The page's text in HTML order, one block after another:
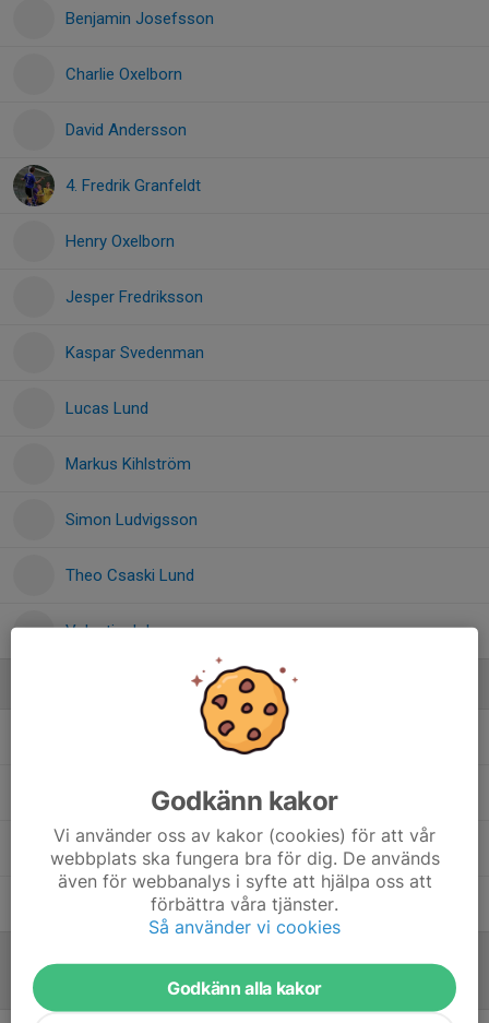
Benjamin Josefsson
Charlie Oxelborn
David Andersson
4. Fredrik Granfeldt
Henry Oxelborn
Jesper Fredriksson
Kaspar Svedenman
Lucas Lund
Markus Kihlström
Simon Ludvigsson
Theo Csaski Lund
Valentin Johansson
Johan WedinHuvudtränare
Magnus EdmanTränare
Mikael JosefssonTränare
Referat
Godkänn kakor
Vi använder oss av kakor (cookies) för att vår
webbplats ska fungera bra för dig. De används
även för webbanalys i syfte att hjälpa oss att
förbättra våra tjänster.
Så använder vi cookies
Godkänn alla kakor